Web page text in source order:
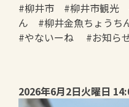
#柳井市 #柳井市観光
ん #柳井金魚ちょう
#やないーね #お知ら
2026年6月2日火曜日